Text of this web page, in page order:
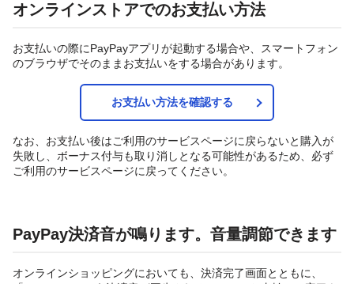
オンラインストアでのお支払い方法
お支払いの際にPayPayアプリが起動する場合や、スマートフォン
のブラウザでそのままお支払いをする場合があります。
お支払い方法を確認する
なお、お支払い後はご利用のサービスページに戻らないと購入が
失敗し、ボーナス付与も取り消しとなる可能性があるため、必ず
ご利用のサービスページに戻ってください。
PayPay決済音が鳴ります。音量調節できます
オンラインショッピングにおいても、決済完了画面とともに、